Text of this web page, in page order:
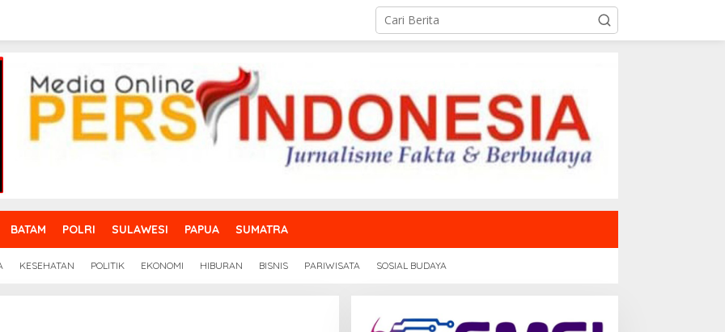
BATAM POLRI SULAWESI PAPUA SUMATRA
KESEHATAN POLITIK EKONOMI HIBURAN BISNIS PARIWISATA SOSIAL BUDAYA